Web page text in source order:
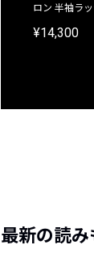
ロン 半袖ラ
¥14,300
最新の読み